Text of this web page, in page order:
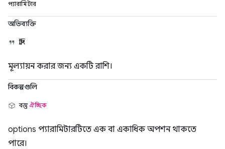
প্যারামিটার
অভিব্যক্তি
স্ট্রিং
মূল্যায়ন করার জন্য একটি রাশি।
বিকল্পগুলি
বস্তুঐচ্ছিক
options প্যারামিটারটিতে এক বা একাধিক অপশন থাকতে
পারে।